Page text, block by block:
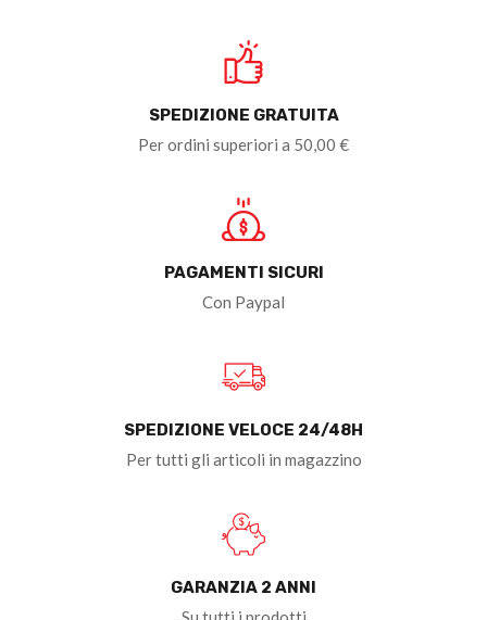
SPEDIZIONE GRATUITA
Per ordini superiori a 50,00 €
PAGAMENTI SICURI
Con Paypal
SPEDIZIONE VELOCE 24/48H
Per tutti gli articoli in magazzino
GARANZIA 2 ANNI